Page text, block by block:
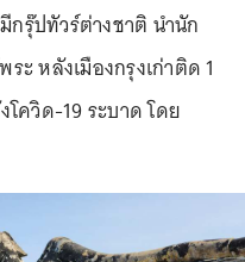
รุ๊ปทัวร์ต่างชาติ นำนัก
ะ หลังเมืองกรุงเก่าติด 1
โควิด-19 ระบาด โดย